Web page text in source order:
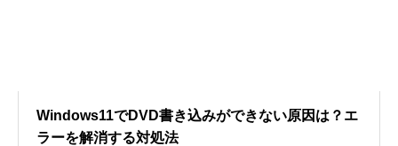
Windows11でDVD書き込みができない原因は？エ
ラーを解消する対処法